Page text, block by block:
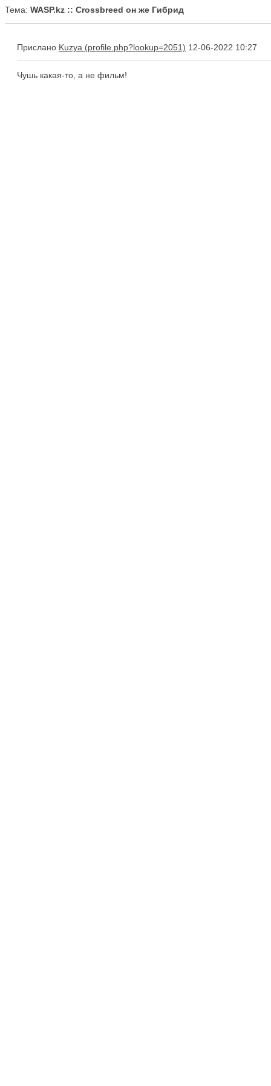
Тема: WASP.kz :: Crossbreed он же Гибрид
Прислано Kuzya 12-06-2022 10:27
Чушь какая-то, а не фильм!